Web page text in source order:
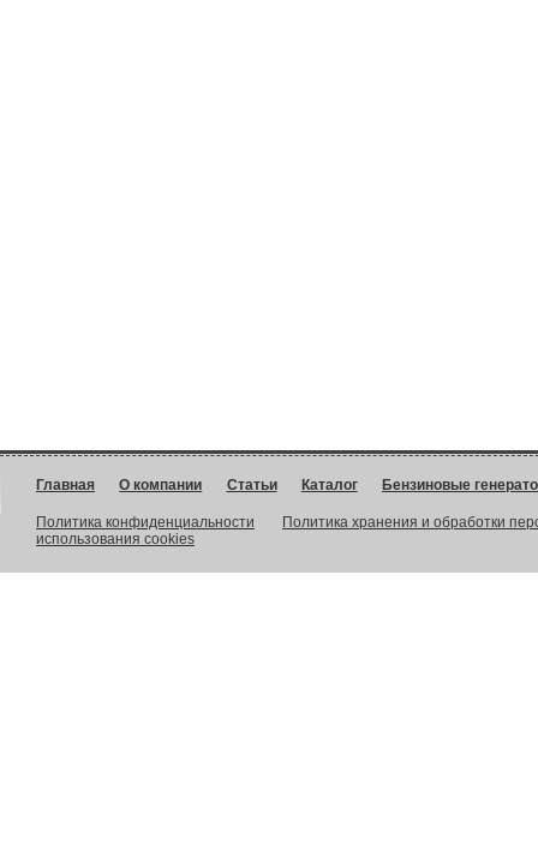
Главная О компании Статьи Каталог Бензиновые
Политика конфиденциальности
Политика хранения и обработки
использования cookies